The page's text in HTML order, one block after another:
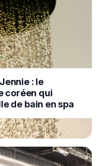
: le
coréen qui
de bain en spa